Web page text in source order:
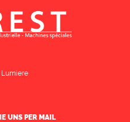
Lumiere
UNS PER MAIL